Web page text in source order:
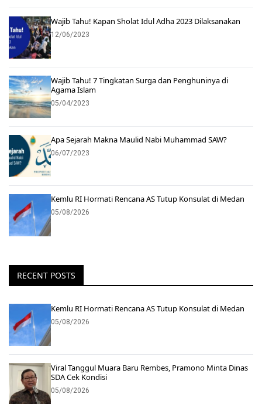
Wajib Tahu! Kapan Sholat Idul Adha 2023 Dilaksanakan
12/06/2023
Wajib Tahu! 7 Tingkatan Surga dan Penghuninya di
Agama Islam
05/04/2023
Apa Sejarah Makna Maulid Nabi Muhammad SAW?
06/07/2023
Kemlu RI Hormati Rencana AS Tutup Konsulat di Medan
05/08/2026
RECENT POSTS
Kemlu RI Hormati Rencana AS Tutup Konsulat di Medan
05/08/2026
Viral Tanggul Muara Baru Rembes, Pramono Minta Dinas
SDA Cek Kondisi
05/08/2026